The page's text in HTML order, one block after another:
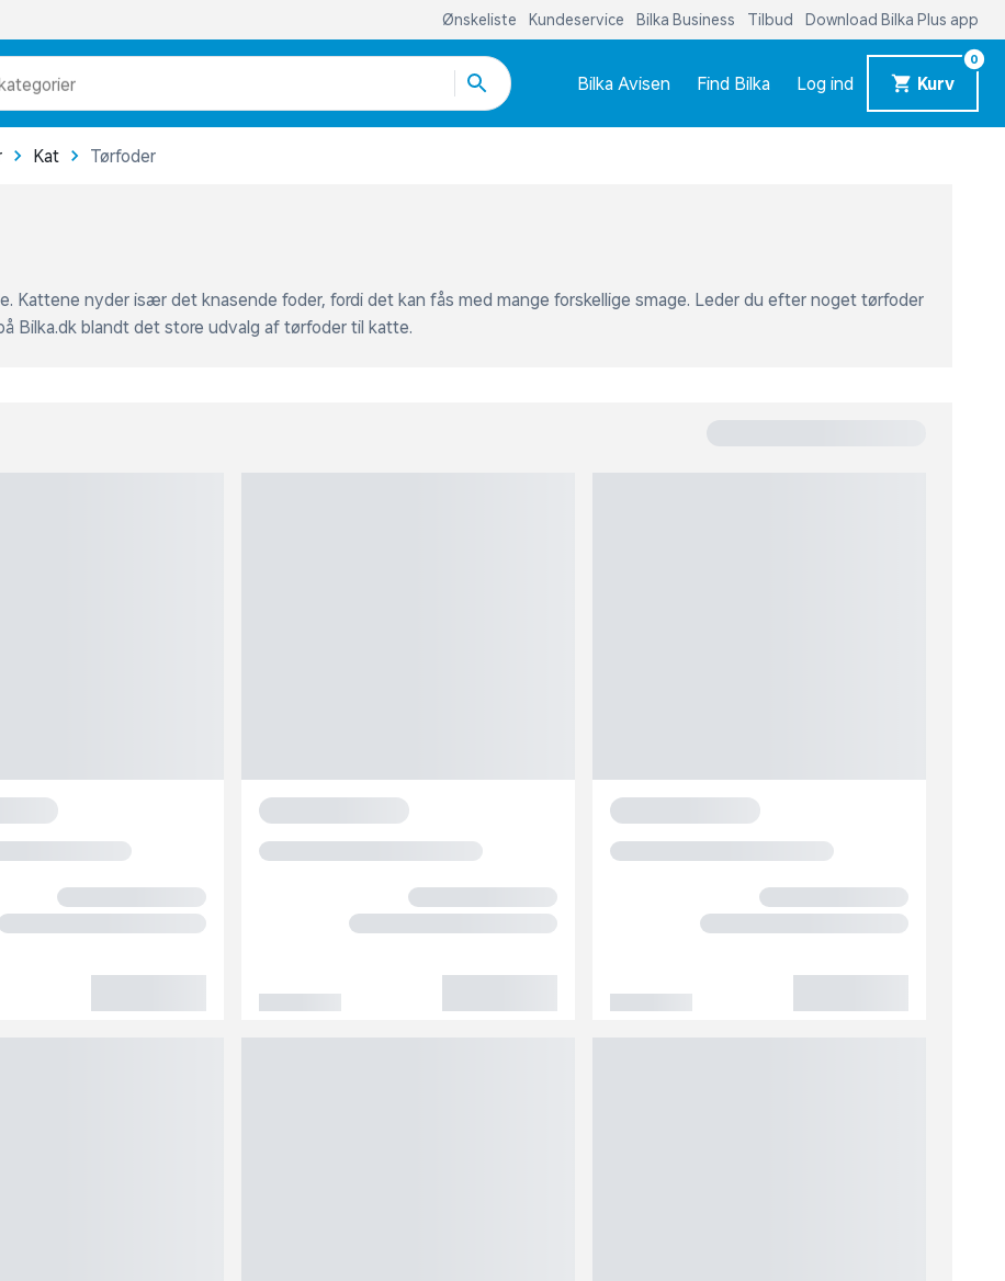
kategorier
end 51.000 varer
Bilka Avisen Find Bilka Log ind Kurv
0
Kat Tørfoder
Kattene nyder især det knasende foder, fordi det kan fås med mange forskellige smage. Leder du efter noget tørfoder
Bilka.dk blandt det store udvalg af tørfoder til katte.